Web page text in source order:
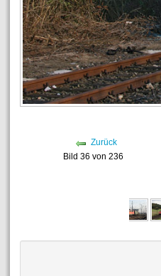
Zurück
Bild 36 von 236